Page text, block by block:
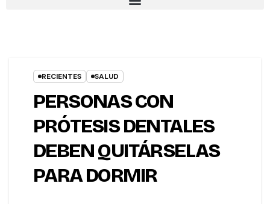
RECIENTES SALUD
PERSONAS CON
PRÓTESIS DENTALES
DEBEN QUITÁRSELAS
PARA DORMIR